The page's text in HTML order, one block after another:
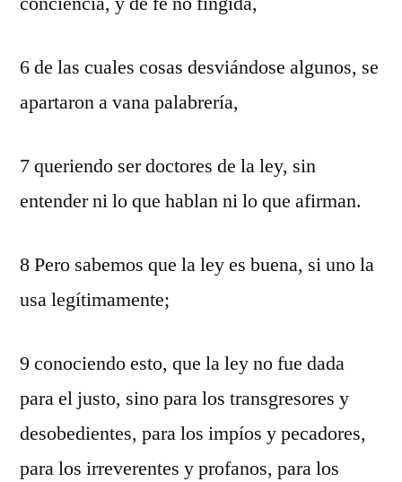
6 de las cuales cosas desviándose algunos, se
apartaron a vana palabrería,
7 queriendo ser doctores de la ley, sin
entender ni lo que hablan ni lo que afirman.
8 Pero sabemos que la ley es buena, si uno la
usa legítimamente;
9 conociendo esto, que la ley no fue dada
para el justo, sino para los transgresores y
desobedientes, para los impíos y pecadores,
para los irreverentes y profanos, para los